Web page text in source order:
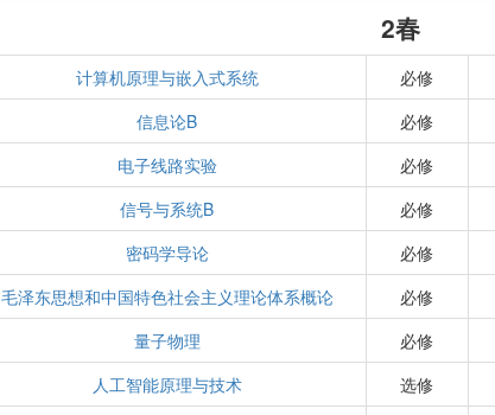
2春
计算机原理与嵌入式系统 必修
信息论B 必修
电子线路实验 必修
信号与系统B 必修
密码学导论 必修
毛泽东思想和中国特色社会主义理论体系概论 必修
量子物理 必修
人工智能原理与技术 选修